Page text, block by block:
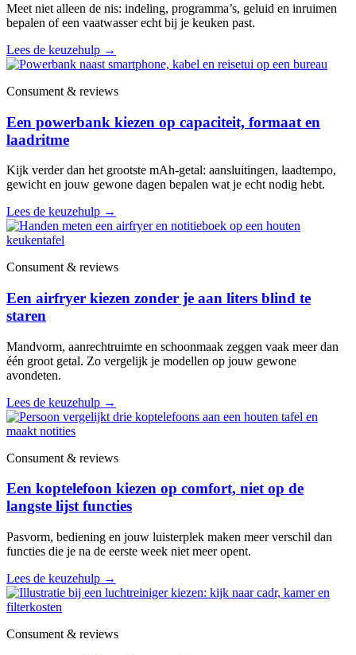
Meet niet alleen de nis: indeling, programma’s, geluid en inruimen
bepalen of een vaatwasser echt bij je keuken past.
Lees de keuzehulp →
Consument & reviews
Een powerbank kiezen op capaciteit, formaat en
laadritme
Kijk verder dan het grootste mAh-getal: aansluitingen, laadtempo,
gewicht en jouw gewone dagen bepalen wat je echt nodig hebt.
Lees de keuzehulp →
Consument & reviews
Een airfryer kiezen zonder je aan liters blind te
staren
Mandvorm, aanrechtruimte en schoonmaak zeggen vaak meer dan
één groot getal. Zo vergelijk je modellen op jouw gewone
avondeten.
Lees de keuzehulp →
Consument & reviews
Een koptelefoon kiezen op comfort, niet op de
langste lijst functies
Pasvorm, bediening en jouw luisterplek maken meer verschil dan
functies die je na de eerste week niet meer opent.
Lees de keuzehulp →
Consument & reviews